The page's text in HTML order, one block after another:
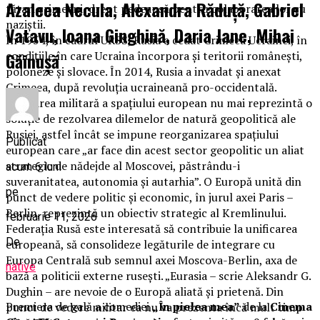
tătari crimeeni, drept pedeapsă pentru colaborarea lor cu
naziștii.
În 1954, în cadrul URSS, Rusia a cedat Crimeea Ucrainei, în
condițiile în care Ucraina încorpora și teritorii românești,
poloneze și slovace. În 2014, Rusia a invadat și anexat
Crimeea, după revoluția ucraineană pro-occidentală.
Ocuparea militară a spaţiului european nu mai reprezintă o
soluţie de rezolvarea dilemelor de natură geopolitică ale
Rusiei, astfel încât se impune reorganizarea spaţiului
european care „ar face din acest sector geopolitic un aliat
strategic de nădejde al Moscovei, păstrându-i
suveranitatea, autonomia şi autarhia”. O Europă unită din
punct de vedere politic şi economic, în jurul axei Paris –
Berlin, reprezintă un obiectiv strategic al Kremlinului.
Federaţia Rusă este interesată să contribuie la unificarea
europeană, să consolideze legăturile de integrare cu
Europa Centrală sub semnul axei Moscova-Berlin, axa de
bază a politicii externe ruseşti. „Eurasia – scrie Aleksandr G.
Dughin – are nevoie de o Europă aliată şi prietenă. Din
punct de vedere militar ea nu va prezenta încă mult timp
Azaleea Necula, Alexandra Răduță, Gabriel
Vatavu, Ioana Ginghină, Daria Jane, Mihai
Găinușă
Publicat
acum 6 luni
pe
februarie 11, 2026
De
native
Premiera de gală a comediei„În pielea mea”de laCinema